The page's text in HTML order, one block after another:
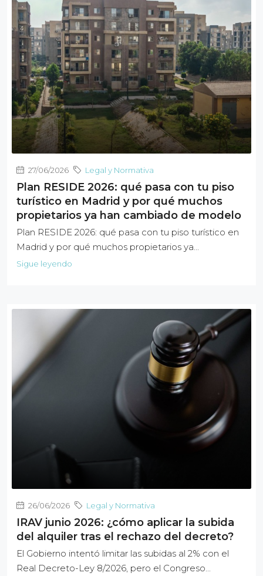
27/06/2026 Legal y Normativa
Plan RESIDE 2026: qué pasa con tu piso
turístico en Madrid y por qué muchos
propietarios ya han cambiado de modelo
Plan RESIDE 2026: qué pasa con tu piso turístico en
Madrid y por qué muchos propietarios ya...
Sigue leyendo
26/06/2026 Legal y Normativa
IRAV junio 2026: ¿cómo aplicar la subida
del alquiler tras el rechazo del decreto?
El Gobierno intentó limitar las subidas al 2% con el
Real Decreto-Ley 8/2026, pero el Congreso...